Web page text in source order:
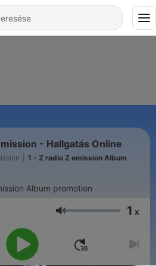
- Hallgatás Online
1 - Z radio Z emission Album
Album promotion
Hangerő 1 x